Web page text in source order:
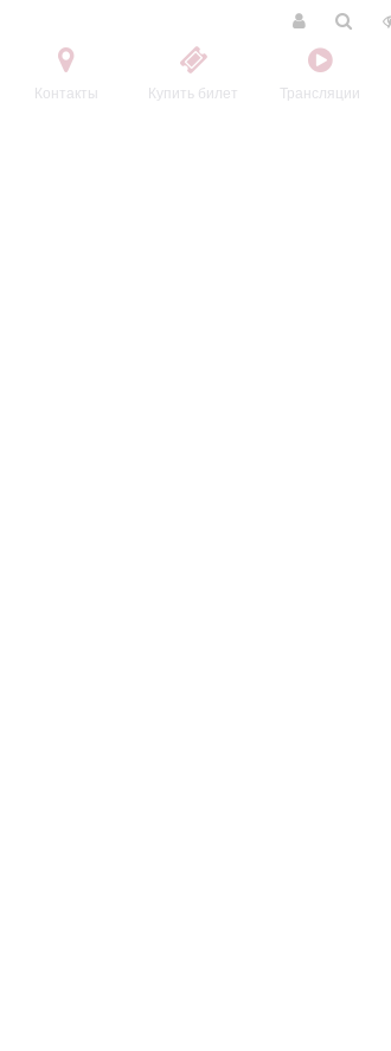
Контакты Купить билет Трансляции